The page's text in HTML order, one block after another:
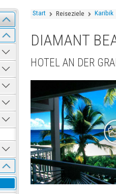
Start Reiseziele Karibik
DIAMANT
HOTEL AN DER